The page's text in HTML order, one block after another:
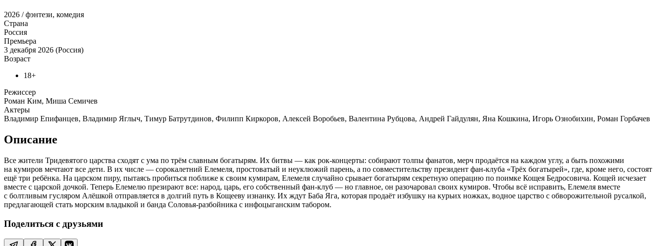
2026 / фэнтези, комедия
Страна
Россия
Премьера
3 декабря 2026 (Россия)
Возраст
18+
Режиссер
Роман Ким, Миша Семичев
Актеры
Владимир Епифанцев, Владимир Яглыч, Тимур Батрутдинов, Филипп Киркоров, Алексей Воробьев, Валентина Рубцова, Андрей Гайдулян, Яна Кошкина, Игорь Ознобихин, Роман Горбачев
Описание
Все жители Тридевятого царства сходят с ума по трём славным богатырям. Их битвы — как рок-концерты: собирают толпы фанатов, мерч продаётся на каждом углу, а быть похожими
на кумиров мечтают все дети. В их числе — сорокалетний Елемеля, простоватый и неуклюжий парень, а по совместительству президент фан-клуба «Трёх богатырей», где, кроме него, состоят
ещё три ребёнка. На царском пиру, пытаясь пробиться поближе к своим кумирам, Елемеля случайно срывает богатырям секретную операцию по поимке Кощея Бедросовича. Кощей исчезает
вместе с царской дочкой. Теперь Елемелю презирают все: народ, царь, его собственный фан-клуб — но главное, он разочаровал своих кумиров. Чтобы всё исправить, Елемеля вместе
с болтливым гусляром Алёшкой отправляется в долгий путь в Кощееву изнанку. Их ждут Баба Яга, которая продаёт избушку на курьих ножках, водное царство с обворожительной русалкой,
предлагающей стать морским владыкой и банда Соловья-разбойника с инфоцыганским табором.
Поделиться с друзьями